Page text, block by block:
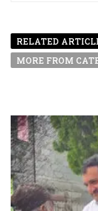
RELATED
MORE FROM